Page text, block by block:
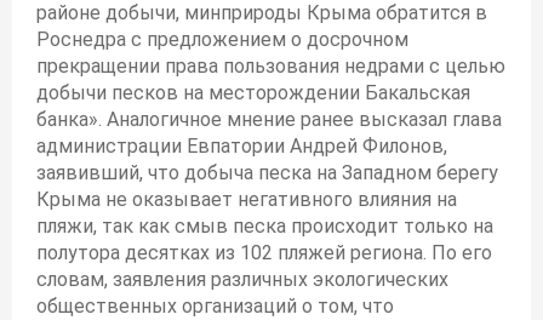
районе добычи, минприроды Крыма обратится в
Роснедра с предложением о досрочном
прекращении права пользования недрами с целью
добычи песков на месторождении Бакальская
банка». Аналогичное мнение ранее высказал глава
администрации Евпатории Андрей Филонов,
заявивший, что добыча песка на Западном берегу
Крыма не оказывает негативного влияния на
пляжи, так как смыв песка происходит только на
полутора десятках из 102 пляжей региона. По его
словам, заявления различных экологических
общественных организаций о том, что